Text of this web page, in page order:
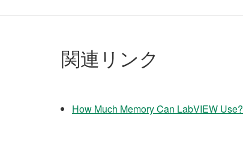
関連リンク
How Much Memory Can LabVIEW Use?